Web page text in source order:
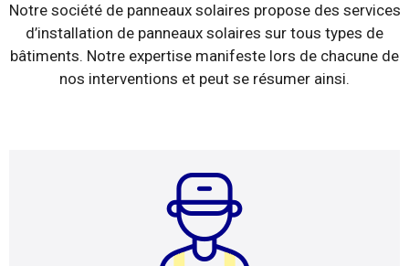
Notre société de panneaux solaires propose des services
d’installation de panneaux solaires sur tous types de
bâtiments. Notre expertise manifeste lors de chacune de
nos interventions et peut se résumer ainsi.